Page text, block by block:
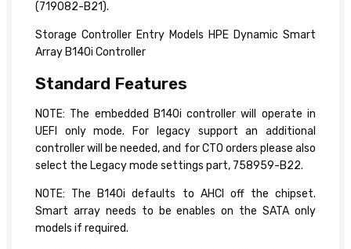
(719082-B21).
Storage Controller Entry Models HPE Dynamic Smart
Array B140i Controller
Standard Features
NOTE: The embedded B140i controller will operate in
UEFI only mode. For legacy support an additional
controller will be needed, and for CTO orders please also
select the Legacy mode settings part, 758959-B22.
NOTE: The B140i defaults to AHCI off the chipset.
Smart array needs to be enables on the SATA only
models if required.